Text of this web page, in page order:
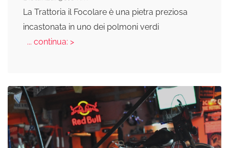
La Trattoria il Focolare è una pietra preziosa
incastonata in uno dei polmoni verdi
... continua: >